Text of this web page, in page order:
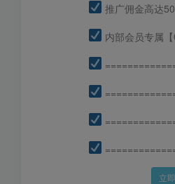
推广佣金高达
内部会员专属
立